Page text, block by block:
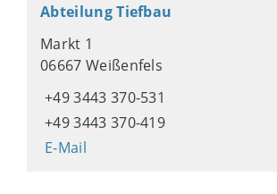
Abteilung Tiefbau
Markt 1
06667 Weißenfels
+49 3443 370-531
+49 3443 370-419
E-Mail